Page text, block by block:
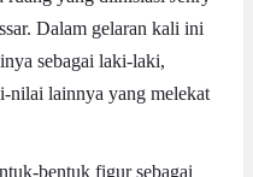
Dalam gelaran kali ini
sebagai laki-laki,
nilai lainnya yang melekat
bentuk figur sebagai